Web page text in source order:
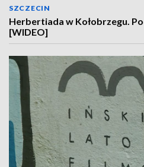
SZCZECIN
Herbertiada w Kołobrzegu.
[WIDEO]